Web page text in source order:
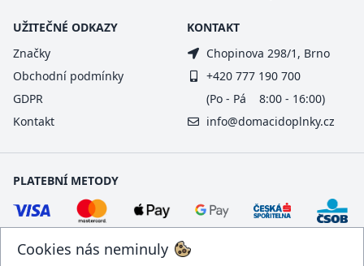
Cookies nás neminuly
UŽITEČNÉ ODKAZY
Značky
Obchodní podmínky
GDPR
Kontakt
KONTAKT
Chopinova 298/1, Brno
+420 777 190 700
(Po - Pá 8:00 - 16:00)
info@domacidoplnky.cz
PLATEBNÍ METODY